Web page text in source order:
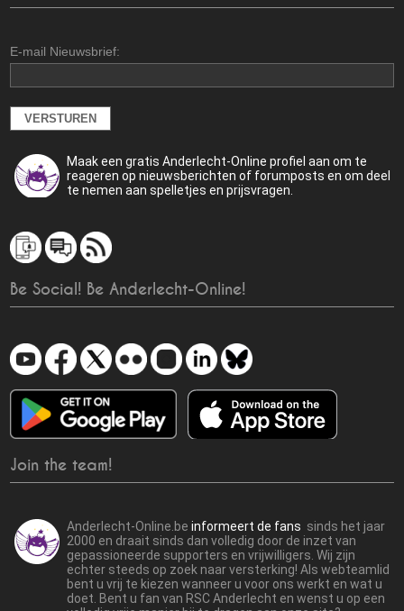
E-mail Nieuwsbrief:
Maak een gratis Anderlecht-Online profiel aan om te
reageren op nieuwsberichten of forumposts en om deel
te nemen aan spelletjes en prijsvragen.
Be Social! Be Anderlecht-Online!
Join the team!
Anderlecht-Online.beinformeert de fans sinds het jaar
2000 en draait sinds dan volledig door de inzet van
gepassioneerde supporters en vrijwilligers. Wij zijn
echter steeds op zoek naar versterking! Als webteamlid
bent u vrij te kiezen wanneer u voor ons werkt en wat u
doet. Bent u fan van RSC Anderlecht en wenst u op een